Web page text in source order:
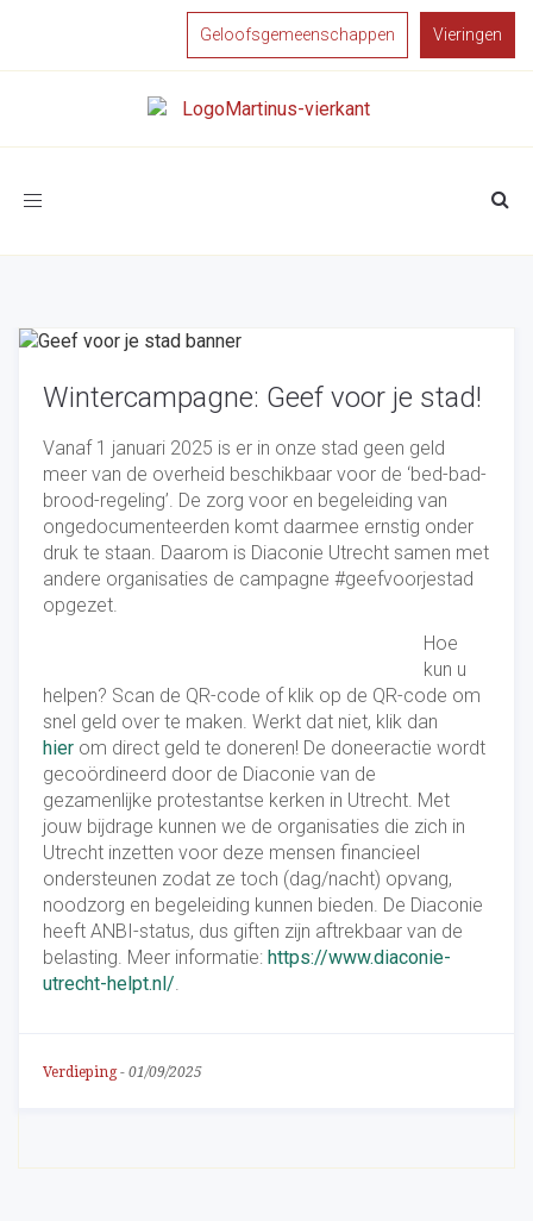
Geloofsgemeenschappen Vieringen
Toggle
Wintercampagne: Geef voor je stad!
Vanaf 1 januari 2025 is er in onze stad geen geld
meer van de overheid beschikbaar voor de ‘bed-bad-
brood-regeling’. De zorg voor en begeleiding van
ongedocumenteerden komt daarmee ernstig onder
druk te staan. Daarom is Diaconie Utrecht samen met
andere organisaties de campagne #geefvoorjestad
opgezet.
Hoe
kun u
helpen? Scan de QR-code of klik op de QR-code om
snel geld over te maken. Werkt dat niet, klik dan
hier om direct geld te doneren! De doneeractie wordt
gecoördineerd door de Diaconie van de
gezamenlijke protestantse kerken in Utrecht. Met
jouw bijdrage kunnen we de organisaties die zich in
Utrecht inzetten voor deze mensen financieel
ondersteunen zodat ze toch (dag/nacht) opvang,
noodzorg en begeleiding kunnen bieden. De Diaconie
heeft ANBI-status, dus giften zijn aftrekbaar van de
belasting. Meer informatie: https://www.diaconie-
utrecht-helpt.nl/
Verdieping- 01/09/2025